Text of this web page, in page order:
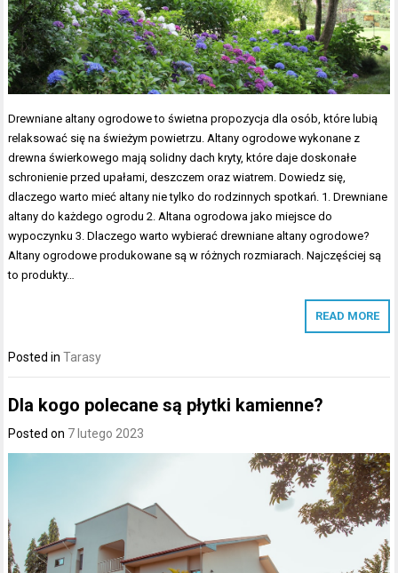
Drewniane altany ogrodowe to świetna propozycja dla osób, które lubią
relaksować się na świeżym powietrzu. Altany ogrodowe wykonane z
drewna świerkowego mają solidny dach kryty, które daje doskonałe
schronienie przed upałami, deszczem oraz wiatrem. Dowiedz się,
dlaczego warto mieć altany nie tylko do rodzinnych spotkań. 1. Drewniane
altany do każdego ogrodu 2. Altana ogrodowa jako miejsce do
wypoczynku 3. Dlaczego warto wybierać drewniane altany ogrodowe?
Altany ogrodowe produkowane są w różnych rozmiarach. Najczęściej są
to produkty…
READ MORE
Posted inTarasy
Dla kogo polecane są płytki kamienne?
Posted on 7 lutego 2023